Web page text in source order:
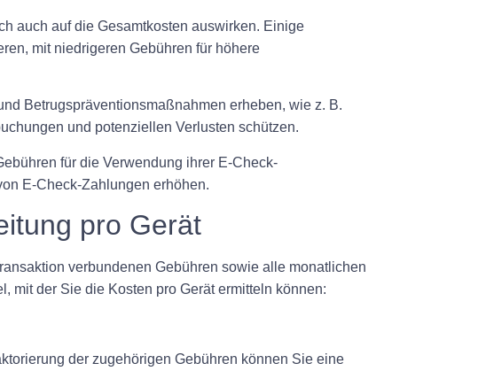
auch auf die Gesamtkosten auswirken. Einige
mit niedrigeren Gebühren für höhere
Betrugspräventionsmaßnahmen erheben, wie z. B.
und potenziellen Verlusten schützen.
für die Verwendung ihrer E-Check-
E-Check-Zahlungen erhöhen.
pro Gerät
verbundenen Gebühren sowie alle monatlichen
mit der Sie die Kosten pro Gerät ermitteln können:
der zugehörigen Gebühren können Sie eine